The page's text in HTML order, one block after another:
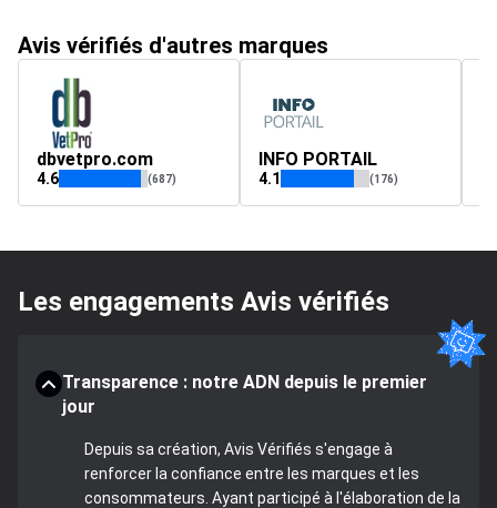
Avis vérifiés d'autres marques
dbvetpro.com
4.6 (687)
INFO PORTAIL
4.1 (176)
Les engagements Avis vérifiés
Transparence : notre ADN depuis le premier
jour
Depuis sa création, Avis Vérifiés s'engage à
renforcer la confiance entre les marques et les
consommateurs. Ayant participé à l'élaboration de la